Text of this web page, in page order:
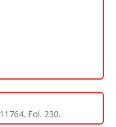
Fol. 230.